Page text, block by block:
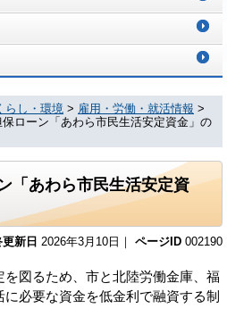
らし・環境 > 雇用・労働・就活情報 >
ローン「あわら市民生活安定資金」の
「あわら市民生活安定資
新日 2026年3月10日｜ ページID 002190
図るため、市と北陸労働金庫、福
必要な資金を低金利で融資する制